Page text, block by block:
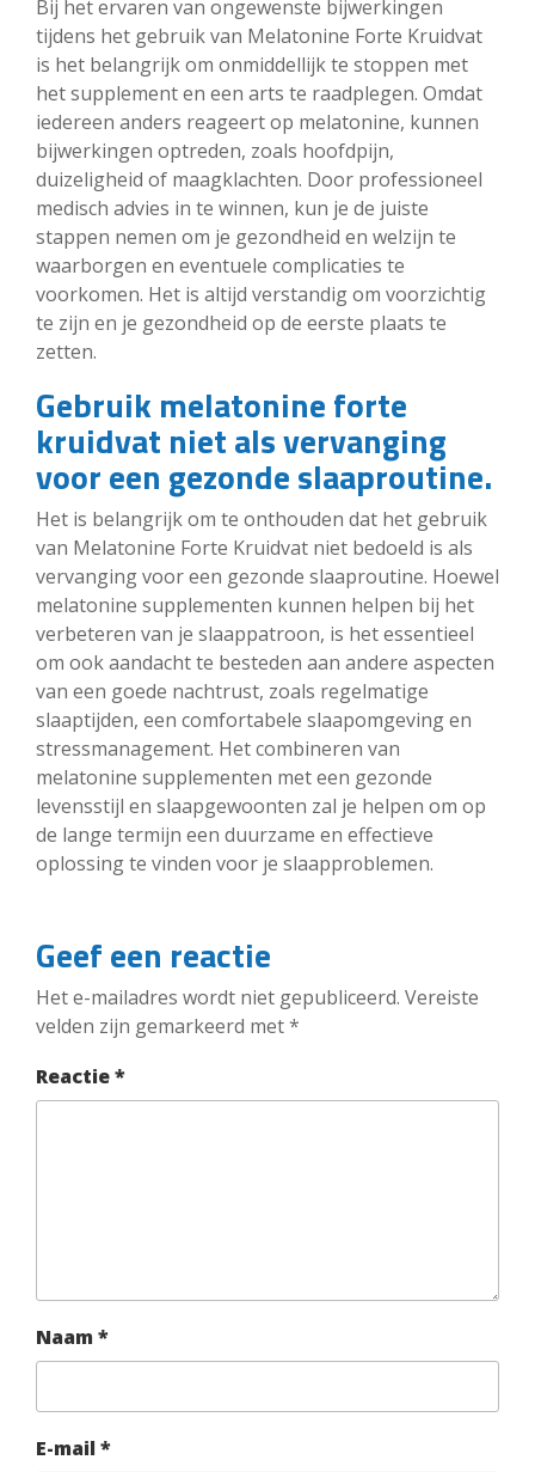
Bij het ervaren van ongewenste bijwerkingen
tijdens het gebruik van Melatonine Forte Kruidvat
is het belangrijk om onmiddellijk te stoppen met
het supplement en een arts te raadplegen. Omdat
iedereen anders reageert op melatonine, kunnen
bijwerkingen optreden, zoals hoofdpijn,
duizeligheid of maagklachten. Door professioneel
medisch advies in te winnen, kun je de juiste
stappen nemen om je gezondheid en welzijn te
waarborgen en eventuele complicaties te
voorkomen. Het is altijd verstandig om voorzichtig
te zijn en je gezondheid op de eerste plaats te
zetten.
Gebruik melatonine forte
kruidvat niet als vervanging
voor een gezonde slaaproutine.
Het is belangrijk om te onthouden dat het gebruik
van Melatonine Forte Kruidvat niet bedoeld is als
vervanging voor een gezonde slaaproutine. Hoewel
melatonine supplementen kunnen helpen bij het
verbeteren van je slaappatroon, is het essentieel
om ook aandacht te besteden aan andere aspecten
van een goede nachtrust, zoals regelmatige
slaaptijden, een comfortabele slaapomgeving en
stressmanagement. Het combineren van
melatonine supplementen met een gezonde
levensstijl en slaapgewoonten zal je helpen om op
de lange termijn een duurzame en effectieve
oplossing te vinden voor je slaapproblemen.
Geef een reactie
Het e-mailadres wordt niet gepubliceerd. Vereiste
velden zijn gemarkeerd met*
Reactie*
Naam *
E-mail *